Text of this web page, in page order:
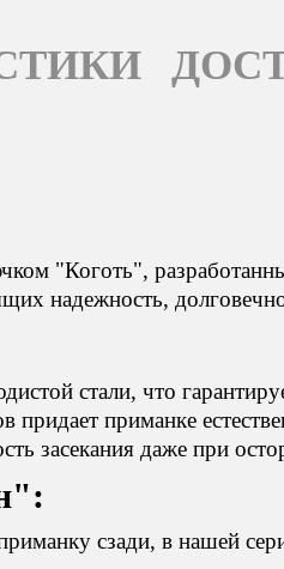
"Коготь",
надежность,
стали, что
придает приманке
засекания даже при
сзади, в нашей